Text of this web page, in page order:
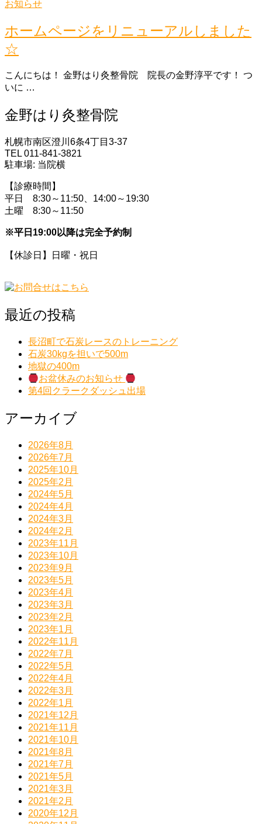
お知らせ
ホームページをリニューアルしました
☆
こんにちは！ 金野はり灸整骨院 院長の金野淳平です！ つ
いに …
金野はり灸整骨院
札幌市南区澄川6条4丁目3-37
TEL 011-841-3821
駐車場: 当院横
【診療時間】
平日 8:30～11:50、14:00～19:30
土曜 8:30～11:50
※平日19:00以降は完全予約制
【休診日】日曜・祝日
最近の投稿
長沼町で石炭レースのトレーニング
石炭30kgを担いで500m
地獄の400m
お盆休みのお知らせ
第4回クラークダッシュ出場
アーカイブ
2026年8月
2026年7月
2025年10月
2025年2月
2024年5月
2024年4月
2024年3月
2024年2月
2023年11月
2023年10月
2023年9月
2023年5月
2023年4月
2023年3月
2023年2月
2023年1月
2022年11月
2022年7月
2022年5月
2022年4月
2022年3月
2022年1月
2021年12月
2021年11月
2021年10月
2021年8月
2021年7月
2021年5月
2021年3月
2021年2月
2020年12月